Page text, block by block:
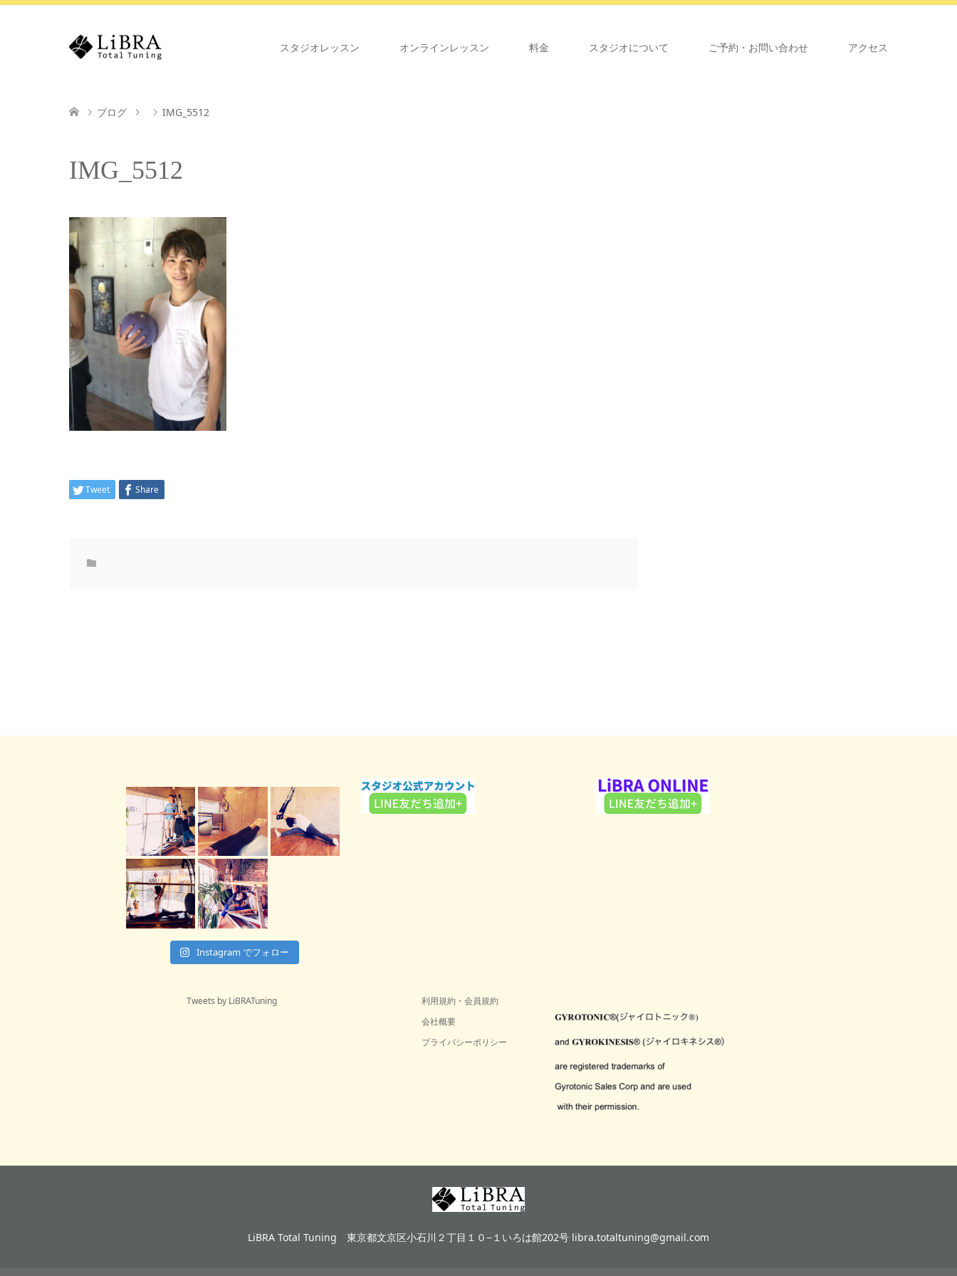
スタジオレッスン オンラインレッスン 料金 スタジオについて ご予約・お問い合わせ アクセス
ブログ IMG_5512
IMG_5512
Tweet Share
Instagram でフォロー
Tweets by LiBRATuning
利用規約・会員規約
会社概要
プライバシーポリシー
LiBRA Total Tuning 東京都文京区小石川２丁目１０−１いろは館202号 libra.totaltuning@gmail.com